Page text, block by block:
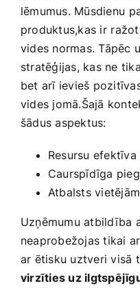
lēmumus. Mūsdienu
produktus,kas ir⁣
vides normas. Tāpēc
stratēģijas, kas ne
bet arī ievieš
vides jomā.Šajā
šādus aspektus:
Resursu
Caurspīdīga
Atbalsts
Uzņēmumu atbildība
neaprobežojas ‌tikai
ar ētisku uztveri visā
virzīties uz